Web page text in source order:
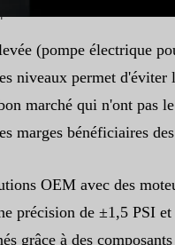
(pompe électrique
niveaux permet d'éviter
marché qui n'ont pas
marges bénéficiaires
OEM avec des
précision de ±1,5 PSI
grâce à des